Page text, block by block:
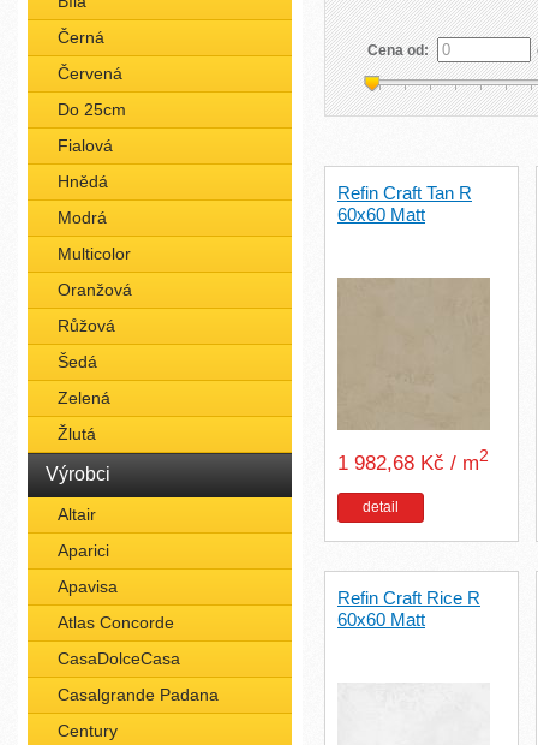
Černá
Červená
Do 25cm
Fialová
Hnědá
Modrá
Multicolor
Oranžová
Růžová
Šedá
Zelená
Žlutá
Výrobci
Altair
Aparici
Apavisa
Atlas Concorde
CasaDolceCasa
Casalgrande Padana
Century
Cena od:
Refin Craft Tan R
60x60 Matt
1 982,68 Kč / m2
detail
Refin Craft Rice R
60x60 Matt